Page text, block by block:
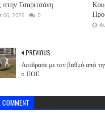
στην Τσαριτσάνη
06, 2026 0
PREVIOUS
Απέδρασε με τον βαθμό από
ο ΠΟΕ